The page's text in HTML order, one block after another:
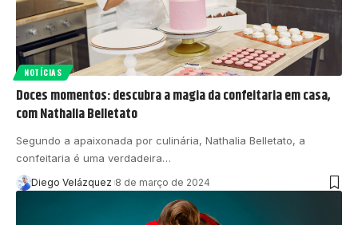
NOTÍCIAS
Doces momentos: descubra a magia da confeitaria em casa,
com Nathalia Belletato
Segundo a apaixonada por culinária, Nathalia Belletato, a
confeitaria é uma verdadeira…
Diego Velázquez 8 de março de 2024